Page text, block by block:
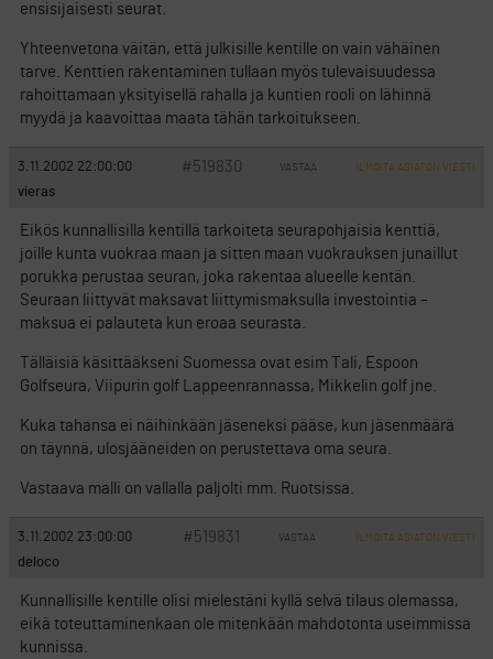
ensisijaisesti seurat.
Yhteenvetona väitän, että julkisille kentille on vain vähäinen
tarve. Kenttien rakentaminen tullaan myös tulevaisuudessa
rahoittamaan yksityisellä rahalla ja kuntien rooli on lähinnä
myydä ja kaavoittaa maata tähän tarkoitukseen.
3.11.2002 22:00:00 #519830 VASTAA ILMOITA ASIATON VIESTI
vieras
Eikös kunnallisilla kentillä tarkoiteta seurapohjaisia kenttiä,
joille kunta vuokraa maan ja sitten maan vuokrauksen junaillut
porukka perustaa seuran, joka rakentaa alueelle kentän.
Seuraan liittyvät maksavat liittymismaksulla investointia –
maksua ei palauteta kun eroaa seurasta.
Tälläisiä käsittääkseni Suomessa ovat esim Tali, Espoon
Golfseura, Viipurin golf Lappeenrannassa, Mikkelin golf jne.
Kuka tahansa ei näihinkään jäseneksi pääse, kun jäsenmäärä
on täynnä, ulosjääneiden on perustettava oma seura.
Vastaava malli on vallalla paljolti mm. Ruotsissa.
3.11.2002 23:00:00 #519831 VASTAA ILMOITA ASIATON VIESTI
deloco
Kunnallisille kentille olisi mielestäni kyllä selvä tilaus olemassa,
eikä toteuttaminenkaan ole mitenkään mahdotonta useimmissa
kunnissa.